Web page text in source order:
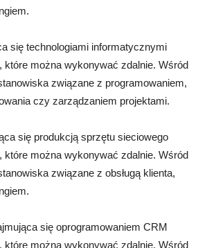
się technologiami informatycznymi
które można wykonywać zdalnie. Wśród
związane z programowaniem,
czy zarządzaniem projektami.
się produkcją sprzętu sieciowego
które można wykonywać zdalnie. Wśród
związane z obsługą klienta,
się oprogramowaniem CRM
które można wykonywać zdalnie. Wśród